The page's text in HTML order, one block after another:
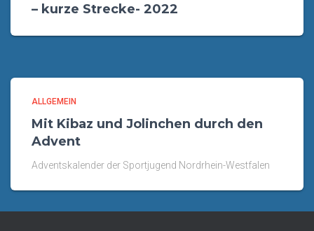
– kurze Strecke- 2022
ALLGEMEIN
Mit Kibaz und Jolinchen durch den
Advent
Adventskalender der Sportjugend Nordrhein-Westfalen